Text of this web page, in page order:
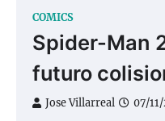
COMICS
Spider-Man
futuro
Jose Villarreal 07/